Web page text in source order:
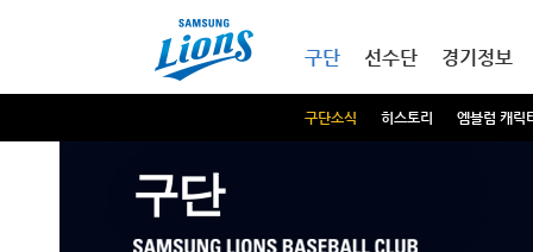
구단
구단소식 히스토리 엠블럼 캐릭
선수단 경기정보
구단